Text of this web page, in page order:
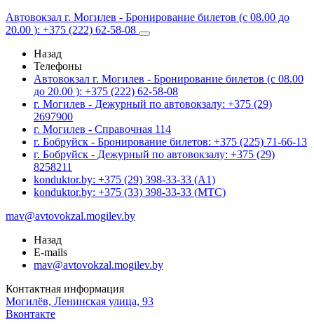
Автовокзал г. Могилев - Бронирование билетов (с 08.00 до
20.00 ): +375 (222) 62-58-08
Назад
Телефоны
Автовокзал г. Могилев - Бронирование билетов (с 08.00
до 20.00 ): +375 (222) 62-58-08
г. Могилев - Дежурный по автовокзалу: +375 (29)
2697900
г. Могилев - Справочная 114
г. Бобруйск - Бронирование билетов: +375 (225) 71-66-13
г. Бобруйск - Дежурный по автовокзалу: +375 (29)
8258211
konduktor.by: +375 (29) 398-33-33 (A1)
konduktor.by: +375 (33) 398-33-33 (МТС)
mav@avtovokzal.mogilev.by
Назад
E-mails
mav@avtovokzal.mogilev.by
Контактная информация
Могилёв, Ленинская улица, 93
Вконтакте